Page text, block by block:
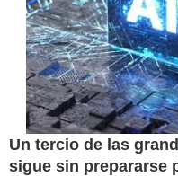
Un tercio de las
sigue sin prepararse